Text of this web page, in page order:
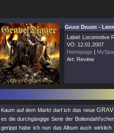
Grave Digger -
Label: Locomotive
VÖ: 12.01.2007
Homepage |
Art: Review
Kaum auf dem Markt darf ich das neue
es die durchgängige Serie der
gerippt habe ich nun das Album auch